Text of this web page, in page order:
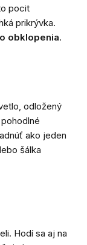
pocit
prikrývka.
obklopenia.
odložený
ako jeden
šálka
Hodí sa aj na